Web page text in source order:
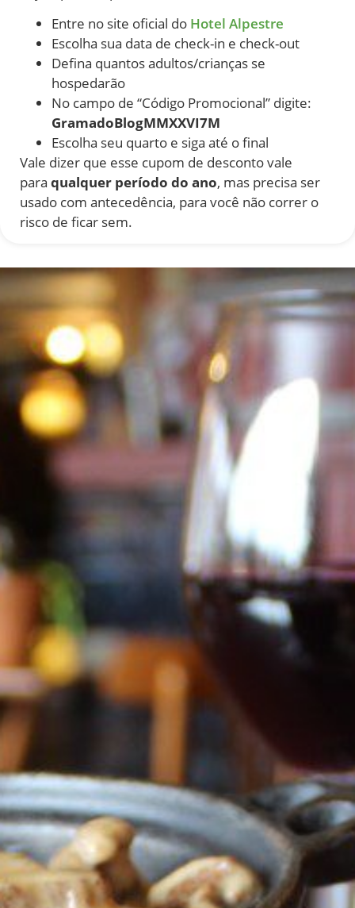
Entre no site oficial do Hotel Alpestre
Escolha sua data de check-in e check-out
Defina quantos adultos/crianças se
hospedarão
No campo de “Código Promocional” digite:
GramadoBlogMMXXVI7M
Escolha seu quarto e siga até o final
Vale dizer que esse cupom de desconto vale
para qualquer período do ano, mas precisa ser
usado com antecedência, para você não correr o
risco de ficar sem.